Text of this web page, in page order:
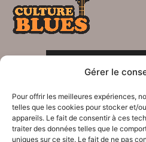
Gérer le
Pour offrir les meilleures expériences,
telles que les cookies pour stocker et/
appareils. Le fait de consentir à ces
traiter des données telles que le
uniques sur ce site. Le fait de ne pas
Crédits